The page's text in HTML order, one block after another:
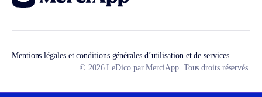
Mentions légales et conditions générales d’utilisation et de services
© 2026 LeDico par MerciApp. Tous droits réservés.